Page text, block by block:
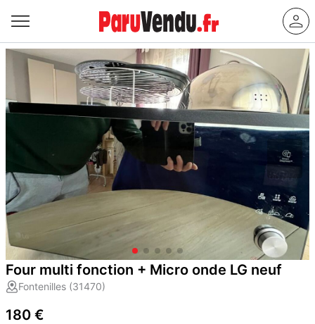
Four multi fonction + Micro onde LG neuf
Fontenilles (31470)
180 €